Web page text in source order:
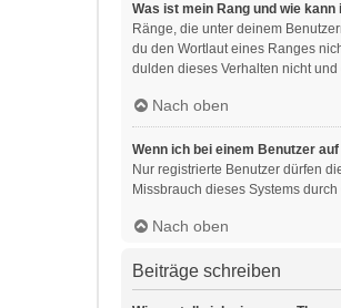
Was ist mein Rang und wie kann
Ränge, die unter deinem
du den Wortlaut eines Ranges
dulden dieses Verhalten nicht
Nach oben
Wenn ich bei einem Benutzer
Nur registrierte Benutzer dürfen
Missbrauch dieses Systems
Nach oben
Beiträge schreiben